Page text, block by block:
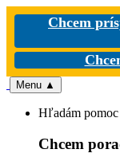
Chcem
Menu ▲
Hľadám pomoc
Chcem